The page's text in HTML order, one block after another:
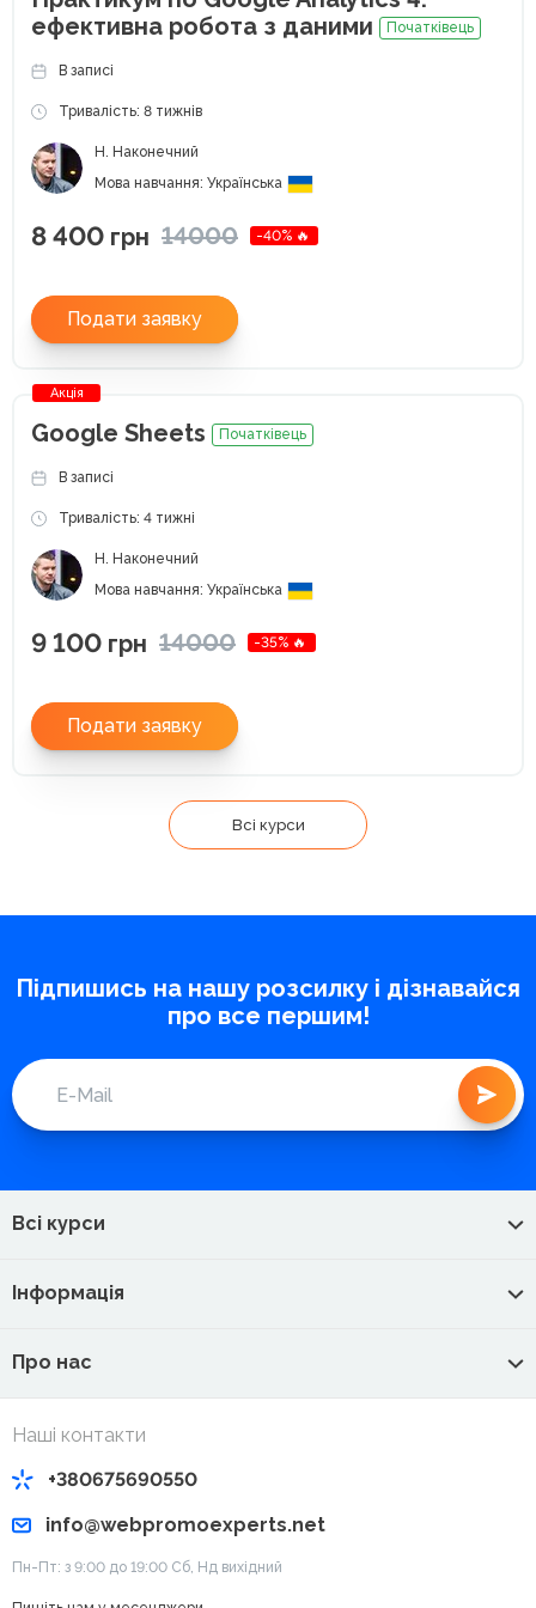
ефективна робота з даними
Початківець
В записі
Тривалість: 8 тижнів
Н. Наконечний
Мова навчання: Українська
8 400 грн 14000 -40% 🔥
Подати заявку
Акція
Google Sheets Початківець
В записі
Тривалість: 4 тижні
Н. Наконечний
Мова навчання: Українська
9 100 грн 14000 -35% 🔥
Подати заявку
Всі курси
Підпишись на нашу розсилку і дізнавайся
про все першим!
Всі курси
Інформація
Про нас
Наші контакти
+380675690550
info@webpromoexperts.net
Пн-Пт: з 9:00 до 19:00 Cб, Нд вихідний